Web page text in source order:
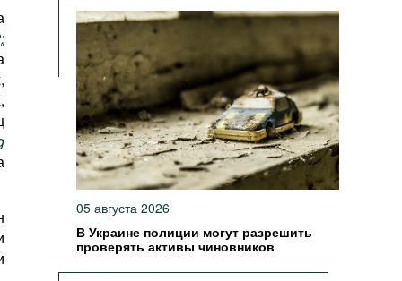
05 августа 2026
В Украине полиции могут разрешить
проверять активы чиновников